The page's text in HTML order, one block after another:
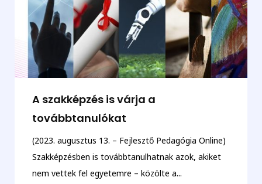
A szakképzés is várja a
továbbtanulókat
(2023. augusztus 13. – Fejlesztő Pedagógia Online)
Szakképzésben is továbbtanulhatnak azok, akiket
nem vettek fel egyetemre – közölte a...